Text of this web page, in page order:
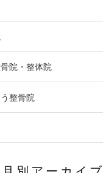
院・整体院
整骨院